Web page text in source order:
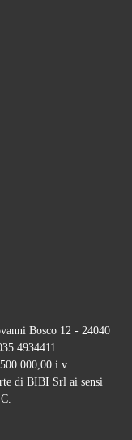
Bosco 12 - 24040
4934411
i.v.
di BIBI Srl ai sensi